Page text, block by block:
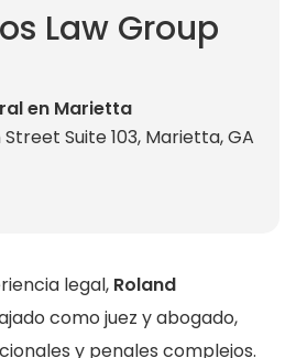
Law Group
en Marietta
Suite 103, Marietta, GA
legal, Roland
como juez y abogado,
y penales complejos.